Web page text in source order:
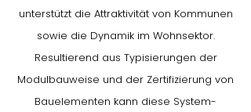
unterstützt die Attraktivität von Kommunen
sowie die Dynamik im Wohnsektor.
Resultierend aus Typisierungen der
Modulbauweise und der Zertifizierung von
Bauelementen kann diese System-